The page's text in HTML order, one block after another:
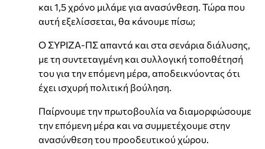
και 1,5 χρόνο μιλάμε για ανασύνθεση. Τώρα που
αυτή εξελίσσεται, θα κάνουμε πίσω;
Ο ΣΥΡΙΖΑ-ΠΣ απαντά και στα σενάρια διάλυσης,
με τη συντεταγμένη και συλλογική τοποθέτησή
του για την επόμενη μέρα, αποδεικνύοντας ότι
έχει ισχυρή πολιτική βούληση.
Παίρνουμε την πρωτοβουλία να διαμορφώσουμε
την επόμενη μέρα και να συμμετέχουμε στην
ανασύνθεση του προοδευτικού χώρου.